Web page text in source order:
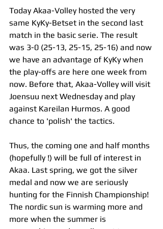
Today Akaa-Volley hosted the very
same KyKy-Betset in the second last
match in the basic serie. The result
was 3-0 (25-13, 25-15, 25-16) and now
we have an advantage of KyKy when
the play-offs are here one week from
now. Before that, Akaa-Volley will visit
Joensuu next Wednesday and play
against Kareilan Hurmos. A good
chance to 'polish' the tactics.
Thus, the coming one and half months
(hopefully !) will be full of interest in
Akaa. Last spring, we got the silver
medal and now we are seriously
hunting for the Finnish Championship!
The nordic sun is warming more and
more when the summer is